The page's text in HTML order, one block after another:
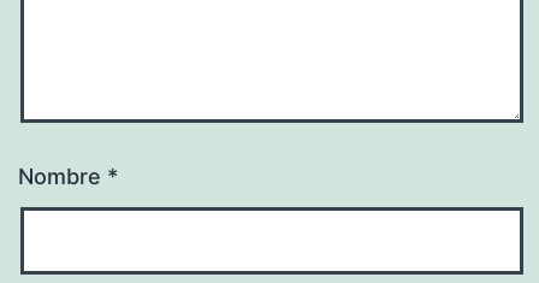
Nombre *